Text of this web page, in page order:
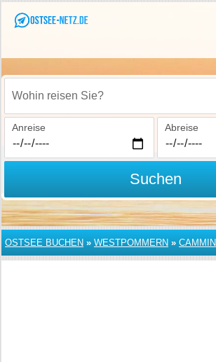
Wohin reisen Sie?
Anreise Abreise
Suchen
OSTSEE BUCHEN » WESTPOMMERN » CAMMIN